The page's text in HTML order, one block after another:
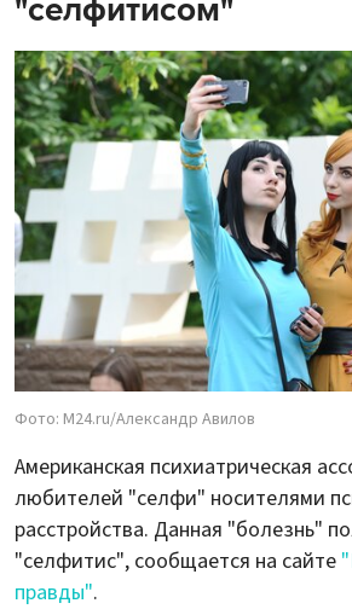
"селфитисом"
Фото: M24.ru/Александр Авилов
Американская психиатрическая
любителей "селфи" носителями
расстройства. Данная "болезнь"
"селфитис", сообщается на сайте
правды".